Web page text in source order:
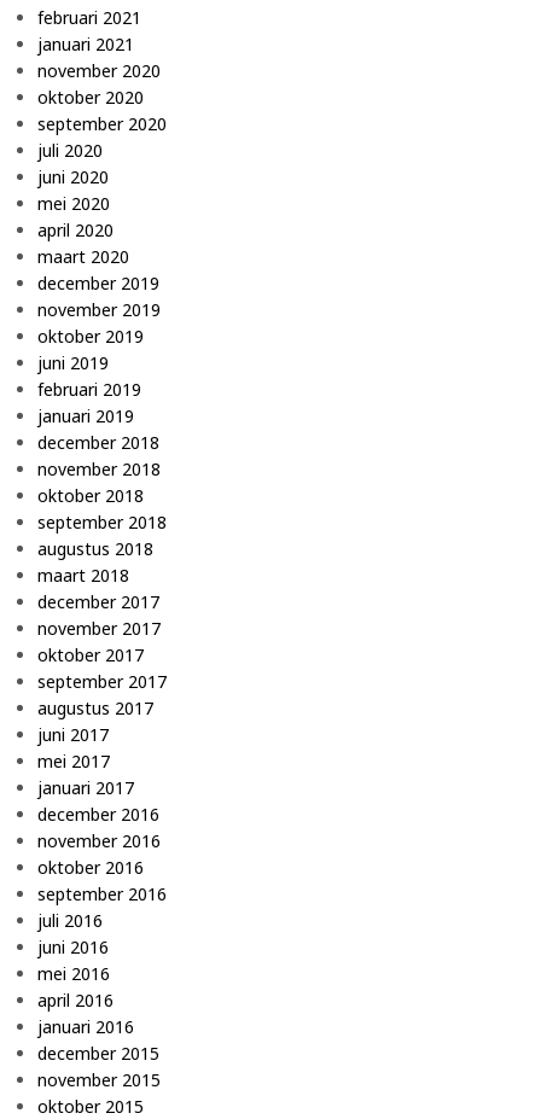
februari 2021
januari 2021
november 2020
oktober 2020
september 2020
juli 2020
juni 2020
mei 2020
april 2020
maart 2020
december 2019
november 2019
oktober 2019
juni 2019
februari 2019
januari 2019
december 2018
november 2018
oktober 2018
september 2018
augustus 2018
maart 2018
december 2017
november 2017
oktober 2017
september 2017
augustus 2017
juni 2017
mei 2017
januari 2017
december 2016
november 2016
oktober 2016
september 2016
juli 2016
juni 2016
mei 2016
april 2016
januari 2016
december 2015
november 2015
oktober 2015